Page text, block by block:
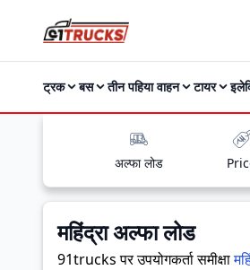
ट्रक बस तीन पहिया वाहन टायर
अल्फा लोड
महिंद्रा अल्फा लोड
91trucks पर उपयोगकर्ता समीक्षा